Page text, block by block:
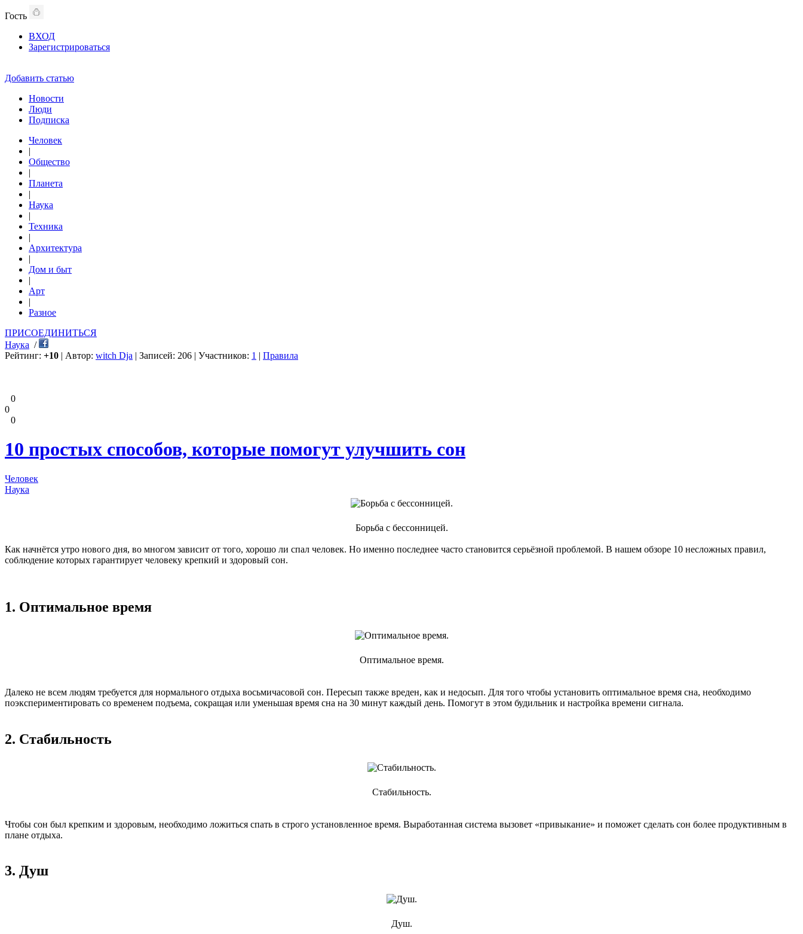
Гость
ВХОД
Зарегистрироваться
Добавить статью
Новости
Люди
Подписка
Человек
|
Общество
|
Планета
|
Наука
|
Техника
|
Архитектура
|
Дом и быт
|
Арт
|
Разное
ПРИСОЕДИНИТЬСЯ
Наука /
Рейтинг: +10 | Автор: witch Dja | Записей: 206 | Участников: 1 | Правила
0
0
0
10 простых способов, которые помогут улучшить сон
Человек
Наука
Борьба с бессонницей.
Как начнётся утро нового дня, во многом зависит от того, хорошо ли спал человек. Но именно последнее часто становится серьёзной проблемой. В нашем обзоре 10 несложных правил,
соблюдение которых гарантирует человеку крепкий и здоровый сон.
1. Оптимальное время
Оптимальное время.
Далеко не всем людям требуется для нормального отдыха восьмичасовой сон. Пересып также вреден, как и недосып. Для того чтобы установить оптимальное время сна, необходимо
поэкспериментировать со временем подъема, сокращая или уменьшая время сна на 30 минут каждый день. Помогут в этом будильник и настройка времени сигнала.
2. Стабильность
Стабильность.
Чтобы сон был крепким и здоровым, необходимо ложиться спать в строго установленное время. Выработанная система вызовет «привыкание» и поможет сделать сон более продуктивным в
плане отдыха.
3. Душ
Душ.